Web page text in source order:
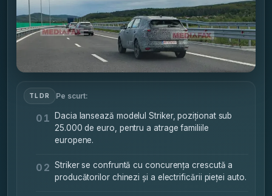
TLDR Pe scurt:
01 Dacia lansează modelul Striker, poziționat sub
25.000 de euro, pentru a atrage familiile
europene.
02 Striker se confruntă cu concurența crescută a
producătorilor chinezi și a electrificării pieței auto.